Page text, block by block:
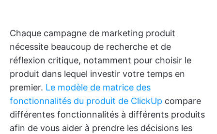
Chaque campagne de marketing produit
nécessite beaucoup de recherche et de
réflexion critique, notamment pour choisir le
produit dans lequel investir votre temps en
premier. Le modèle de matrice des
fonctionnalités du produit de ClickUp compare
différentes fonctionnalités à différents produits
afin de vous aider à prendre les décisions les